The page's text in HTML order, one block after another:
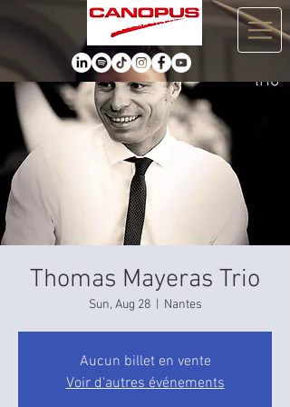
Thomas Mayeras Trio
Sun, Aug 28
  |
Nantes
Aucun billet en vente
Voir d'autres événements